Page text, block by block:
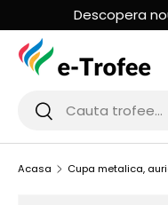
MERGI LA CONTINUT
Descopera
Cauta
Cauta
Acasa Cupa metalica,